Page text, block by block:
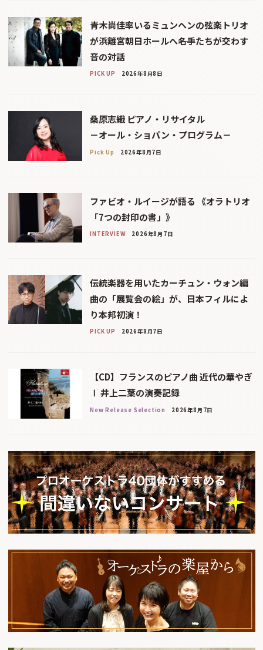
青木尚佳率いるミュンヘンの弦楽トリオ
が浜離宮朝日ホールへ――名手たちが交わす
音の対話
PICK UP 2026年8月8日
桑原志織 ピアノ・リサイタル
－オール・ショパン・プログラム－
Pick Up 2026年8月7日
ファビオ・ルイージが語る 《オラトリオ
「7つの封印の書」》
INTERVIEW 2026年8月7日
伝統楽器を用いたカーチュン・ウォン編
曲の「展覧会の絵」が、日本フィルによ
り本邦初演！
PICK UP 2026年8月7日
【CD】フランスのピアノ曲 近代の華やぎ
Ⅰ 井上二葉の演奏記録
New Release Selection 2026年8月7日